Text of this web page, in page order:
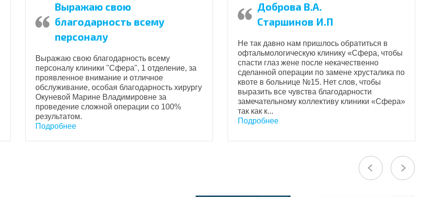
Выражаю свою
благодарность всему
персоналу
Выражаю свою благодарность всему
персоналу клиники "Сфера", 1 отделение, за
проявленное внимание и отличное
обслуживание, особая благодарность хирургу
Окуневой Марине Владимировне за
проведение сложной операции со 100%
результатом.
Подробнее
Доброва В.А.
Старшинов И.П
Не так давно нам пришлось обратиться в
офтальмологическую клинику «Сфера, чтобы
спасти глаз жене после некачественно
сделанной операции по замене хрусталика по
квоте в больнице №15. Нет слов, чтобы
выразить все чувства благодарности
замечательному коллективу клиники «Сфера»
так как к...
Подробнее